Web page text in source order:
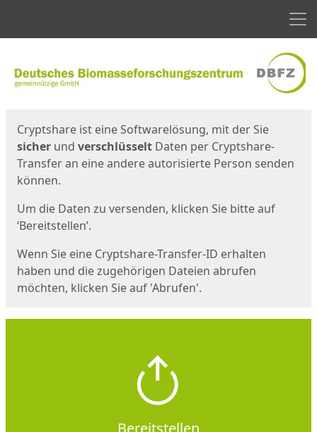
Cryptshare ist eine Softwarelösung, mit der Sie
sicher und verschlüsselt Daten per Cryptshare-
Transfer an eine andere autorisierte Person senden
können.
Um die Daten zu versenden, klicken Sie bitte auf
‘Bereitstellen’.
Wenn Sie eine Cryptshare-Transfer-ID erhalten
haben und die zugehörigen Dateien abrufen
möchten, klicken Sie auf 'Abrufen'.
Bereitstellen